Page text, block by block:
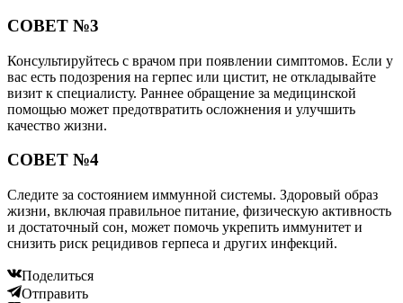
СОВЕТ №3
Консультируйтесь с врачом при появлении симптомов. Если у
вас есть подозрения на герпес или цистит, не откладывайте
визит к специалисту. Раннее обращение за медицинской
помощью может предотвратить осложнения и улучшить
качество жизни.
СОВЕТ №4
Следите за состоянием иммунной системы. Здоровый образ
жизни, включая правильное питание, физическую активность
и достаточный сон, может помочь укрепить иммунитет и
снизить риск рецидивов герпеса и других инфекций.
Поделиться
Отправить